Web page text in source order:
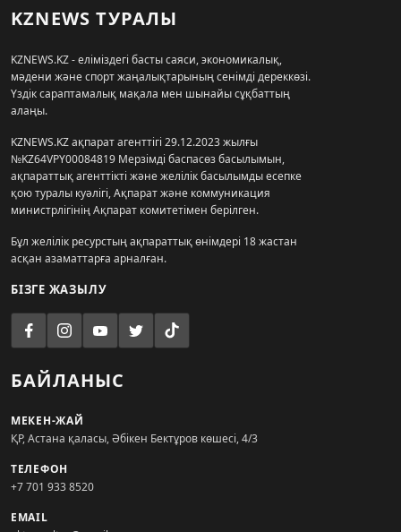
KZNEWS ТУРАЛЫ
KZNEWS.KZ - еліміздегі басты саяси, экономикалық,
мәдени және спорт жаңалықтарының сенімді дереккөзі.
Үздік сараптамалық мақала мен шынайы сұқбаттың
алаңы.
KZNEWS.KZ ақпарат агенттігі 29.12.2023 жылғы
№KZ64VPY00084819 Мерзімді баспасөз басылымын,
ақпараттық агенттікті және желілік басылымды есепке
қою туралы куәлігі, Ақпарат және коммуникация
министрлігінің Ақпарат комитетімен берілген.
Бұл желілік ресурстың ақпараттық өнімдері 18 жастан
асқан азаматтарға арналған.
БІЗГЕ ЖАЗЫЛУ
БАЙЛАНЫС
МЕКЕН-ЖАЙ
ҚР, Астана қаласы, Әбікен Бектұров көшесі, 4/3
ТЕЛЕФОН
+7 701 933 8520
EMAIL